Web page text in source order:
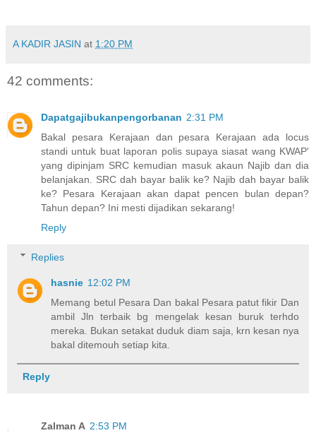
A KADIR JASIN at 1:20 PM
42 comments:
Dapatgajibukanpengorbanan 2:31 PM
Bakal pesara Kerajaan dan pesara Kerajaan ada locus
standi untuk buat laporan polis supaya siasat wang KWAP'
yang dipinjam SRC kemudian masuk akaun Najib dan dia
belanjakan. SRC dah bayar balik ke? Najib dah bayar balik
ke? Pesara Kerajaan akan dapat pencen bulan depan?
Tahun depan? Ini mesti dijadikan sekarang!
Reply
Replies
hasnie 12:02 PM
Memang betul Pesara Dan bakal Pesara patut fikir Dan
ambil Jln terbaik bg mengelak kesan buruk terhdo
mereka. Bukan setakat duduk diam saja, krn kesan nya
bakal ditemouh setiap kita.
Reply
Zalman A 2:53 PM